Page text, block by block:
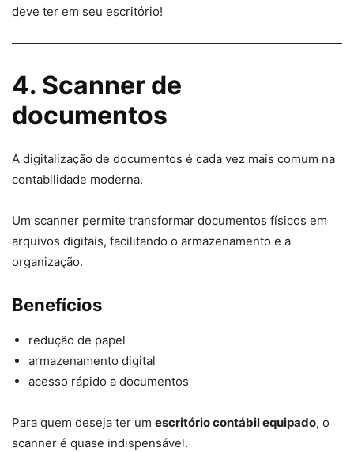
deve ter em seu escritório!
4. Scanner de
documentos
A digitalização de documentos é cada vez mais comum na
contabilidade moderna.
Um scanner permite transformar documentos físicos em
arquivos digitais, facilitando o armazenamento e a
organização.
Benefícios
redução de papel
armazenamento digital
acesso rápido a documentos
Para quem deseja ter um escritório contábil equipado, o
scanner é quase indispensável.